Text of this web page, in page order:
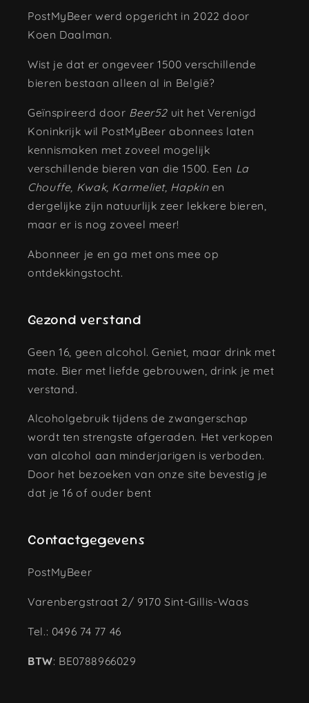
PostMyBeer werd opgericht in 2022 door
Koen Daalman.
Wist je dat er ongeveer 1500 verschillende
bieren bestaan alleen al in België?
Geïnspireerd door Beer52 uit het Verenigd
Koninkrijk wil PostMyBeer abonnees laten
kennismaken met zoveel mogelijk
verschillende bieren van die 1500. Een La
Chouffe, Kwak, Karmeliet, Hapkinen
dergelijke zijn natuurlijk zeer lekkere bieren,
maar er is nog zoveel meer!
Abonneer je en ga met ons mee op
ontdekkingstocht.
Gezond verstand
Geen 16, geen alcohol. Geniet, maar drink met
mate. Bier met liefde gebrouwen, drink je met
verstand.
Alcoholgebruik tijdens de zwangerschap
wordt ten strengste afgeraden. Het verkopen
van alcohol aan minderjarigen is verboden.
Door het bezoeken van onze site bevestig je
dat je 16 of ouder bent
Contactgegevens
PostMyBeer
Varenbergstraat 2/ 9170 Sint-Gillis-Waas
Tel.: 0496 74 77 46
BTW: BE0788966029